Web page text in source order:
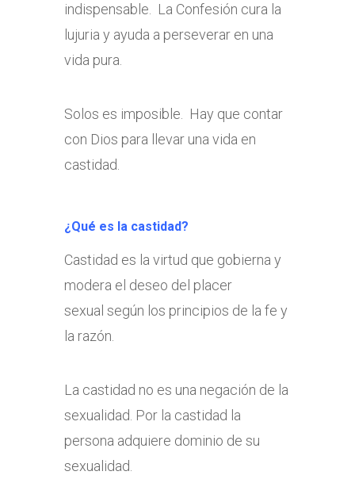
indispensable. La Confesión cura la
lujuria y ayuda a perseverar en una
vida pura.
Solos es imposible. Hay que contar
con Dios para llevar una vida en
castidad.
¿Qué es la castidad?
Castidad es la virtud que gobierna y
modera el deseo del placer
sexual según los principios de la fe y
la razón.
La castidad no es una negación de la
sexualidad. Por la castidad la
persona adquiere dominio de su
sexualidad.